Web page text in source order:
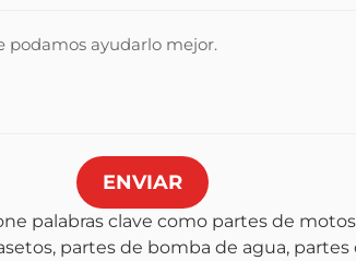
ENVIAR
palabras clave como partes de
partes de bomba de agua,